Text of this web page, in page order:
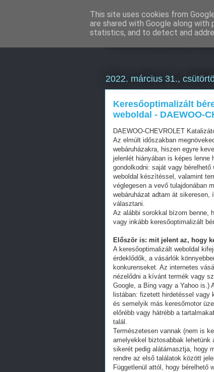
Weboldal
2022. március 31.,
Keresőoptimalizált
weboldal - DAEWOO-
DAEWOO-CHEVROLET
Az elmúlt időszakban
webáruházakra, hiszen egyre
jelenlét hiányában is képes lenne
gondolkodni: saját vagy
weboldal készítéssel, valamint
véglegesen a vevő tulajdonában
webáruházat adtam át sikeresen,
választani.
Az alábbi sorokkal bízom benne,
vagy inkább keresőoptimalizált
Először is: mit jelent az, hogy
A keresőoptimalizált weboldal
érdeklődők, a vásárlók
konkurenseket. Az internetes
nézelődni a kívánt termék vagy
Google, a Bing vagy a Yahoo is.)
listában: fizetett hirdetéssel vagy
és semelyik más keresőmotor
előrébb vagy hátrébb a
talál.
Természetesen vannak (nem is
amelyekkel biztosabbak lehetünk
sikerét pedig alátámasztja, hogy
rendre az első találatok között
Függetlenül attól, hogy bérelhető
This site uses cookies from
are shared with Google along
statistics, and to detect and